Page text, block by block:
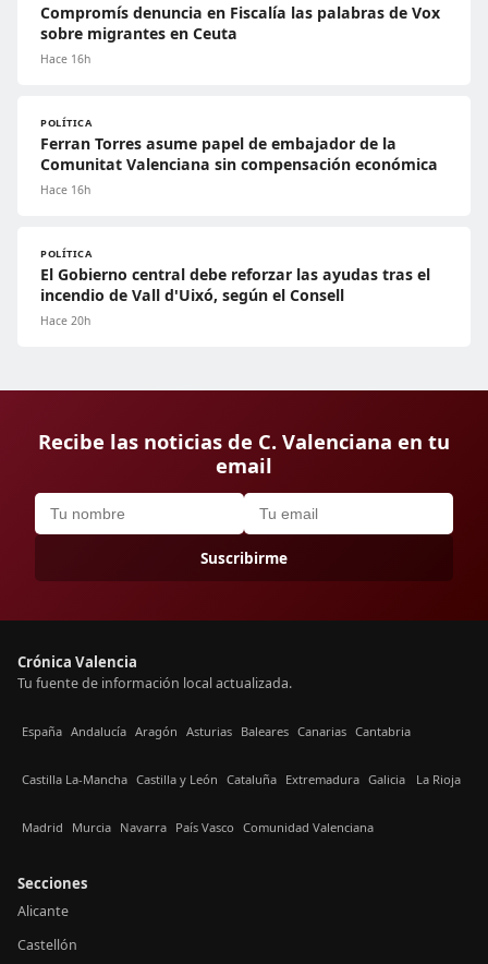
Compromís denuncia en Fiscalía las palabras de Vox
sobre migrantes en Ceuta
Hace 16h
POLÍTICA
Ferran Torres asume papel de embajador de la
Comunitat Valenciana sin compensación económica
Hace 16h
POLÍTICA
El Gobierno central debe reforzar las ayudas tras el
incendio de Vall d'Uixó, según el Consell
Hace 20h
Recibe las noticias de C. Valenciana en tu
email
Suscribirme
Crónica Valencia
Tu fuente de información local actualizada.
España Andalucía Aragón Asturias Baleares Canarias Cantabria
Castilla La-Mancha Castilla y León Cataluña Extremadura Galicia La Rioja
Madrid Murcia Navarra País Vasco Comunidad Valenciana
Secciones
Alicante
Castellón